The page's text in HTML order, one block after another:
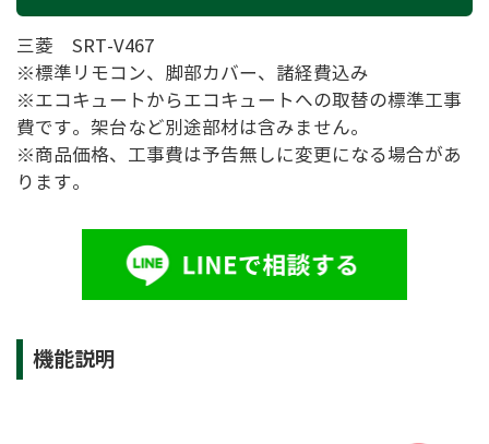
三菱 SRT-V467
※標準リモコン、脚部カバー、諸経費込み
※エコキュートからエコキュートへの取替の標準工事
費です。架台など別途部材は含みません。
※商品価格、工事費は予告無しに変更になる場合があ
ります。
機能説明